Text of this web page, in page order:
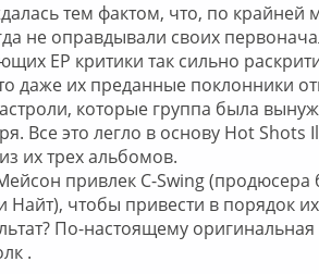
тем фактом, что, по
не оправдывали своих
EP критики так сильно
даже их преданные поклонники
которые группа была
Все это легло в основу Hot Shots
их трех альбомов.
привлек C-Swing (продюсера
чтобы привести в порядок
По-настоящему оригинальная
.